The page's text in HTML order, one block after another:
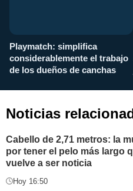
Playmatch: simplifica
considerablemente el trabajo
de los dueños de canchas
Noticias
Cabello de 2,71 metros: la
por tener el pelo más largo
vuelve a ser noticia
Hoy 16:50